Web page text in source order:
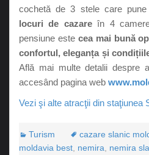
cochetă de 3 stele care pune
locuri de cazareîn 4 camere
pensiune este cea mai bună
confortul, eleganța și
Află mai multe detalii despre
accesând pagina web
Vezi şi alte atracţii din staţiunea
Turism cazare slanic
moldavia best nemira nemira